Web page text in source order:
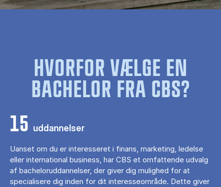
HVORFOR VÆLGE EN
BACHELOR FRA CBS?
15 uddannelser
Uanset om du er interesseret i finans, marketing, ledelse
eller international business, har CBS et omfattende udvalg
af bacheloruddannelser, der giver dig mulighed for at
specialisere dig inden for dit interesseområde. Dette giver